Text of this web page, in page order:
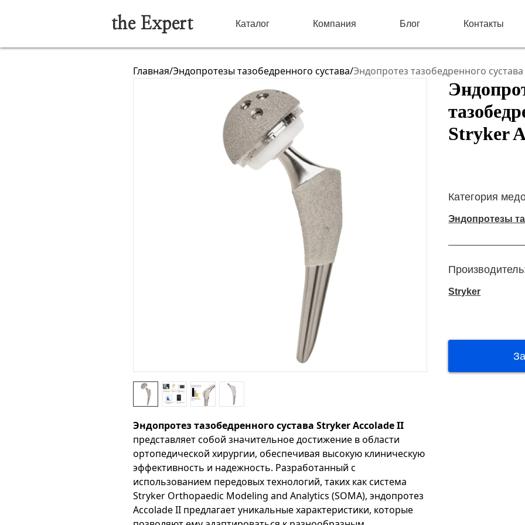
the Expert Каталог Компания Блог Контакты
Главная/Эндопротезы тазобедренного сустава/Эндопротез тазобедренного
Stryker
Категория
Эндопротезы
Stryker
Эндопротез тазобедренного сустава Stryker Accolade II
представляет собой значительное достижение в области
ортопедической хирургии, обеспечивая высокую клиническую
эффективность и надежность. Разработанный с
использованием передовых технологий, таких как система
Stryker Orthopaedic Modeling and Analytics (SOMA), эндопротез
Accolade II предлагает уникальные характеристики, которые